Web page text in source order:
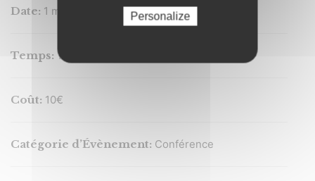
Date: 1 mai 2024
Temps: 16 h 30 min - 17 h 30 min
Coût: 10€
Catégorie d’Évènement: Conférence
Personalize